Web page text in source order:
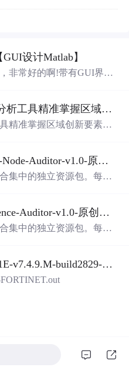
设计Matlab】
非常好的啊!带有GUI界
），非常容易使用。你只
立即给出准确的识别结
你一定会喜欢它的！
如何通过区域科技创新分析工具精准掌握区域创新要素分布与产业链融合现状？.docx
精准掌握区域创新要素分
Visual-Workflow-Orphan-Node-Auditor-v1.0-原创源码与文档.zip
集中的独立资源包。每个
、MIT License及原创与授
执行npm test验证算法，
、生产日志或其他受限素
、测试审计和课程实践。
Cypress-Flaky-Test-Evidence-Auditor-v1.0-原创源码与文档.zip
集中的独立资源包。每个
、MIT License及原创与授
执行npm test验证算法，
FortiGate-v7.4.9-FGT-601E-v7.4.9.M-build2829-FORTINET.out